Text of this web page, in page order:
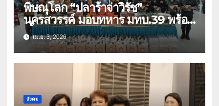
พิษณุโลก “ปลาร้าจ่าวิรัช”
นครสวรรค์ มอบทหาร มทบ.39 พร้อม
เสื้อยืด 1,500 ตัว
เม.ย. 3, 2026
สังคม